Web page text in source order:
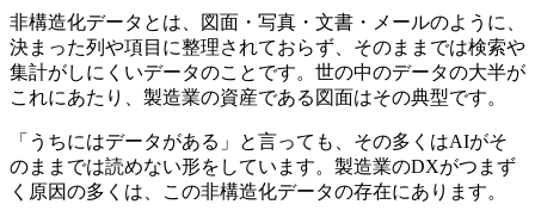
非構造化データとは、図面・写真・文書・メールのように、
決まった列や項目に整理されておらず、そのままでは検索や
集計がしにくいデータのことです。世の中のデータの大半が
これにあたり、製造業の資産である図面はその典型です。
「うちにはデータがある」と言っても、その多くはAIがそ
のままでは読めない形をしています。製造業のDXがつまず
く原因の多くは、この非構造化データの存在にあります。